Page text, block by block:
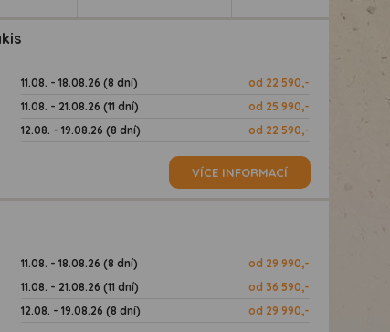
11.08. - 18.08.26 (8 dní)
od 22 590,-
11.08. - 21.08.26 (11 dní)
od 25 990,-
12.08. - 19.08.26 (8 dní)
od 22 590,-
VÍCE INFORMACÍ
11.08. - 18.08.26 (8 dní)
od 29 990,-
11.08. - 21.08.26 (11 dní)
od 36 590,-
12.08. - 19.08.26 (8 dní)
od 29 990,-